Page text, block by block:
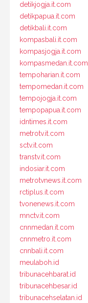
detikjogja.it.com
detikpapua.it.com
detikbali.it.com
kompasbali.it.com
kompasjogja.it.com
kompasmedan.it.com
tempoharian.it.com
tempomedan.it.com
tempojogja.it.com
tempopapua.it.com
idntimes.it.com
metrotv.it.com
sctv.it.com
transtv.it.com
indosiar.it.com
metrotvnews.it.com
rctiplus.it.com
tvonenews.it.com
mnctv.it.com
cnnmedan.it.com
cnnmetro.it.com
cnnbali.it.com
meulaboh.id
tribunacehbarat.id
tribunacehbesar.id
tribunacehselatan.id